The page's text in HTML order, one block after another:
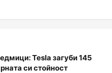
Tesla загуби 145
си стойност